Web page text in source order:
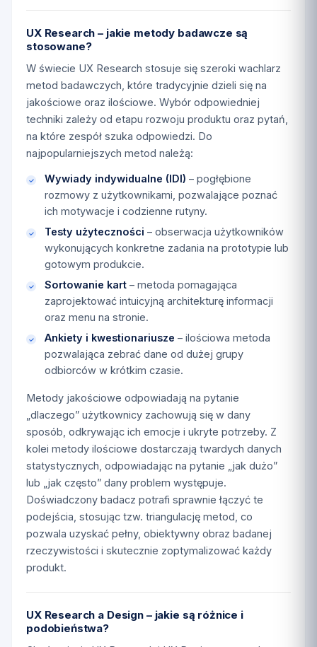
UX Research – jakie metody badawcze są
stosowane?
W świecie UX Research stosuje się szeroki wachlarz
metod badawczych, które tradycyjnie dzieli się na
jakościowe oraz ilościowe. Wybór odpowiedniej
techniki zależy od etapu rozwoju produktu oraz pytań,
na które zespół szuka odpowiedzi. Do
najpopularniejszych metod należą:
Wywiady indywidualne (IDI) – pogłębione
rozmowy z użytkownikami, pozwalające poznać
ich motywacje i codzienne rutyny.
Testy użyteczności – obserwacja użytkowników
wykonujących konkretne zadania na prototypie lub
gotowym produkcie.
Sortowanie kart – metoda pomagająca
zaprojektować intuicyjną architekturę informacji
oraz menu na stronie.
Ankiety i kwestionariusze – ilościowa metoda
pozwalająca zebrać dane od dużej grupy
odbiorców w krótkim czasie.
Metody jakościowe odpowiadają na pytanie
„dlaczego” użytkownicy zachowują się w dany
sposób, odkrywając ich emocje i ukryte potrzeby. Z
kolei metody ilościowe dostarczają twardych danych
statystycznych, odpowiadając na pytanie „jak dużo”
lub „jak często” dany problem występuje.
Doświadczony badacz potrafi sprawnie łączyć te
podejścia, stosując tzw. triangulację metod, co
pozwala uzyskać pełny, obiektywny obraz badanej
rzeczywistości i skutecznie zoptymalizować każdy
produkt.
UX Research a Design – jakie są różnice i
podobieństwa?